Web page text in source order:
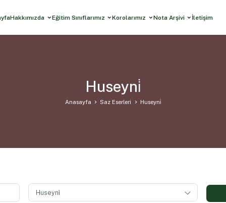
Hakkımızda Eğitim Sınıflarımız Korolarımız Nota Arşivi İletişim
Huseyni̇
Anasayfa Saz Eserleri Huseyni̇